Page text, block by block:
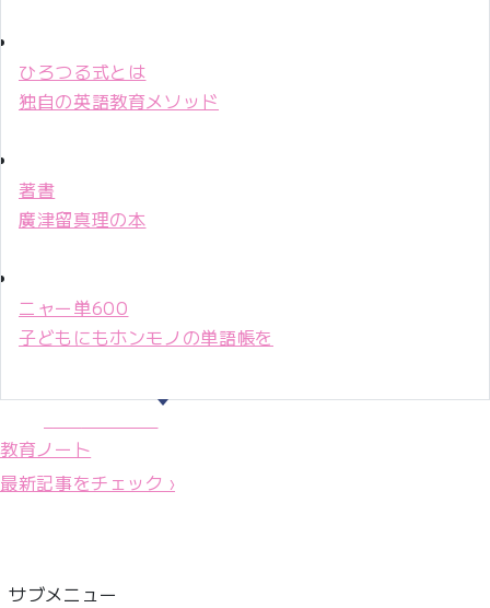
ひろつる式とは
独自の英語教育メソッド
著書
廣津留真理の本
ニャー単600
子どもにもホンモノの単語帳を
教育ノート
最新記事をチェック ›
サブメニュー